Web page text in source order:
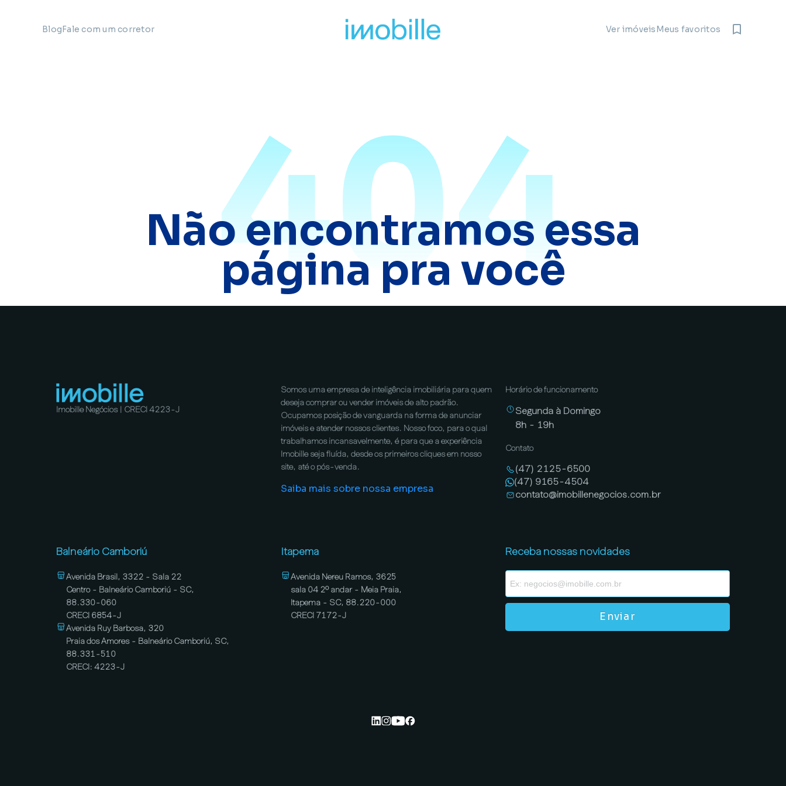
BlogFale com um corretor Ver imóveisMeus favoritos
404
Não encontramos essa
página pra você
Imobille Negócios | CRECI 4223-J
Somos uma empresa de inteligência imobiliária para quem
deseja comprar ou vender imóveis de alto padrão.
Ocupamos posição de vanguarda na forma de anunciar
imóveis e atender nossos clientes. Nosso foco, para o qual
trabalhamos incansavelmente, é para que a experiência
Imobille seja fluída, desde os primeiros cliques em nosso
site, até o pós-venda.
Saiba mais sobre nossa empresa
Horário de funcionamento
Segunda à Domingo
8h - 19h
Contato
(47) 2125-6500
(47) 9165-4504
contato@imobillenegocios.com.br
Balneário Camboriú
Avenida Brasil, 3322 - Sala 22
Centro - Balneário Camboriú - SC,
88.330-060
CRECI 6854-J
Avenida Ruy Barbosa, 320
Praia dos Amores - Balneário Camboriú, SC,
88.331-510
CRECI: 4223-J
Itapema
Avenida Nereu Ramos, 3625
sala 04 2º andar - Meia Praia,
Itapema - SC, 88.220-000
CRECI 7172-J
Receba nossas novidades
Enviar